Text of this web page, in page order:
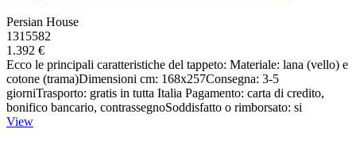
Persian House
1315582
1.392 €
Ecco le principali caratteristiche del tappeto: Materiale: lana (vello) e
cotone (trama)Dimensioni cm: 168x257Consegna: 3-5
giorniTrasporto: gratis in tutta Italia Pagamento: carta di credito,
bonifico bancario, contrassegnoSoddisfatto o rimborsato: si
View